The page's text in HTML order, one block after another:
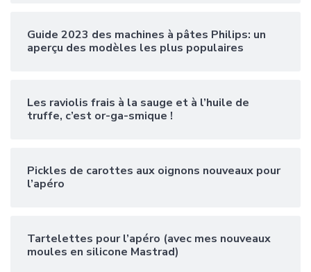
Guide 2023 des machines à pâtes Philips: un
aperçu des modèles les plus populaires
Les raviolis frais à la sauge et à l’huile de
truffe, c’est or-ga-smique !
Pickles de carottes aux oignons nouveaux pour
l’apéro
Tartelettes pour l’apéro (avec mes nouveaux
moules en silicone Mastrad)